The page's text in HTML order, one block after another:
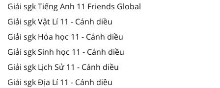
Giải sgk Tiếng Anh 11 Friends Global
Giải sgk Vật Lí 11 - Cánh diều
Giải sgk Hóa học 11 - Cánh diều
Giải sgk Sinh học 11 - Cánh diều
Giải sgk Lịch Sử 11 - Cánh diều
Giải sgk Địa Lí 11 - Cánh diều